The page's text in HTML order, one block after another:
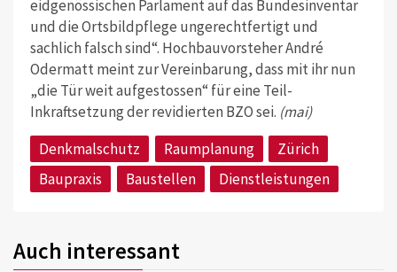
eidgenössischen Parlament auf das Bundesinventar
und die Ortsbildpflege ungerechtfertigt und
sachlich falsch sind“. Hochbauvorsteher André
Odermatt meint zur Vereinbarung, dass mit ihr nun
„die Tür weit aufgestossen“ für eine Teil-
Inkraftsetzung der revidierten BZO sei. (mai)
Denkmalschutz
Raumplanung
Zürich
Baupraxis
Baustellen Dienstleistungen
Auch interessant